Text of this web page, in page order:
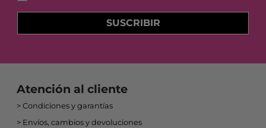
SUSCRIBIR
Atención al cliente
Condiciones y garantías
Envíos, cambios y devoluciones